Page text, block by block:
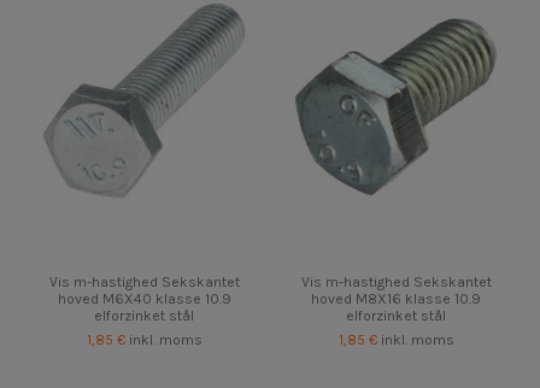
Vis m-hastighed Sekskantet
hoved M6X40 klasse 10.9
elforzinket stål
1,85 € inkl. moms
Vis m-hastighed Sekskantet
hoved M8X16 klasse 10.9
elforzinket stål
1,85 € inkl. moms